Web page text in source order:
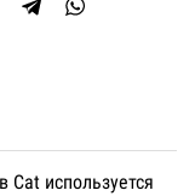
Cat используется